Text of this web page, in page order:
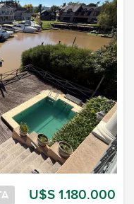
U$S 1.180.000